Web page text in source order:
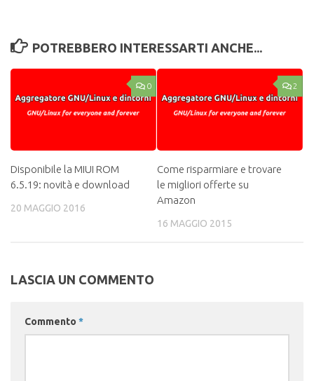
POTREBBERO INTERESSARTI ANCHE...
0
Disponibile la MIUI ROM
6.5.19: novità e download
20 MAGGIO 2016
2
Come risparmiare e trovare
le migliori offerte su
Amazon
16 MAGGIO 2015
LASCIA UN COMMENTO
Commento *